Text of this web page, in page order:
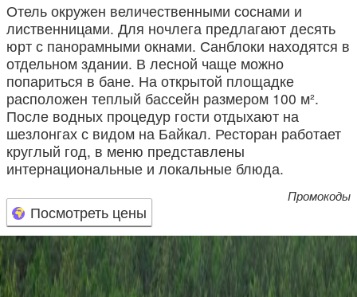
Отель окружен величественными соснами и
лиственницами. Для ночлега предлагают десять
юрт с панорамными окнами. Санблоки находятся в
отдельном здании. В лесной чаще можно
попариться в бане. На открытой площадке
расположен теплый бассейн размером 100 м².
После водных процедур гости отдыхают на
шезлонгах с видом на Байкал. Ресторан работает
круглый год, в меню представлены
интернациональные и локальные блюда.
Посмотреть цены
Промокоды